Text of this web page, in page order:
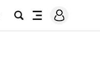
검
전
메
그